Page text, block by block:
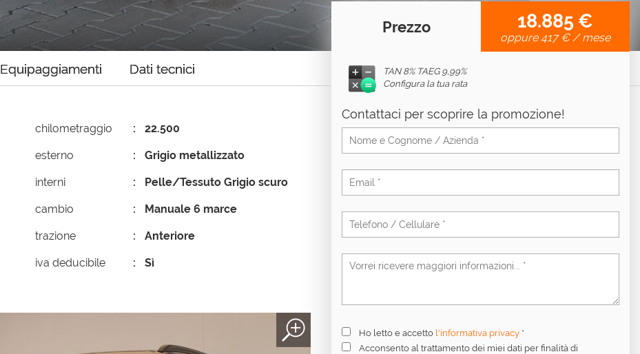
Equipaggiamenti Dati tecnici
chilometraggio 22.500
esterno Grigio metallizzato
interni Pelle/Tessuto Grigio scuro
cambio Manuale 6 marce
trazione Anteriore
iva deducibile Sì
Prezzo 18.885 €
oppure417 €/ mese
TAN 8% TAEG 9,99%
Configura la tua rata
Contattaci per scoprire la promozione!
Ho letto e accetto l'informativa privacy *
Acconsento al trattamento dei miei dati per finalità di